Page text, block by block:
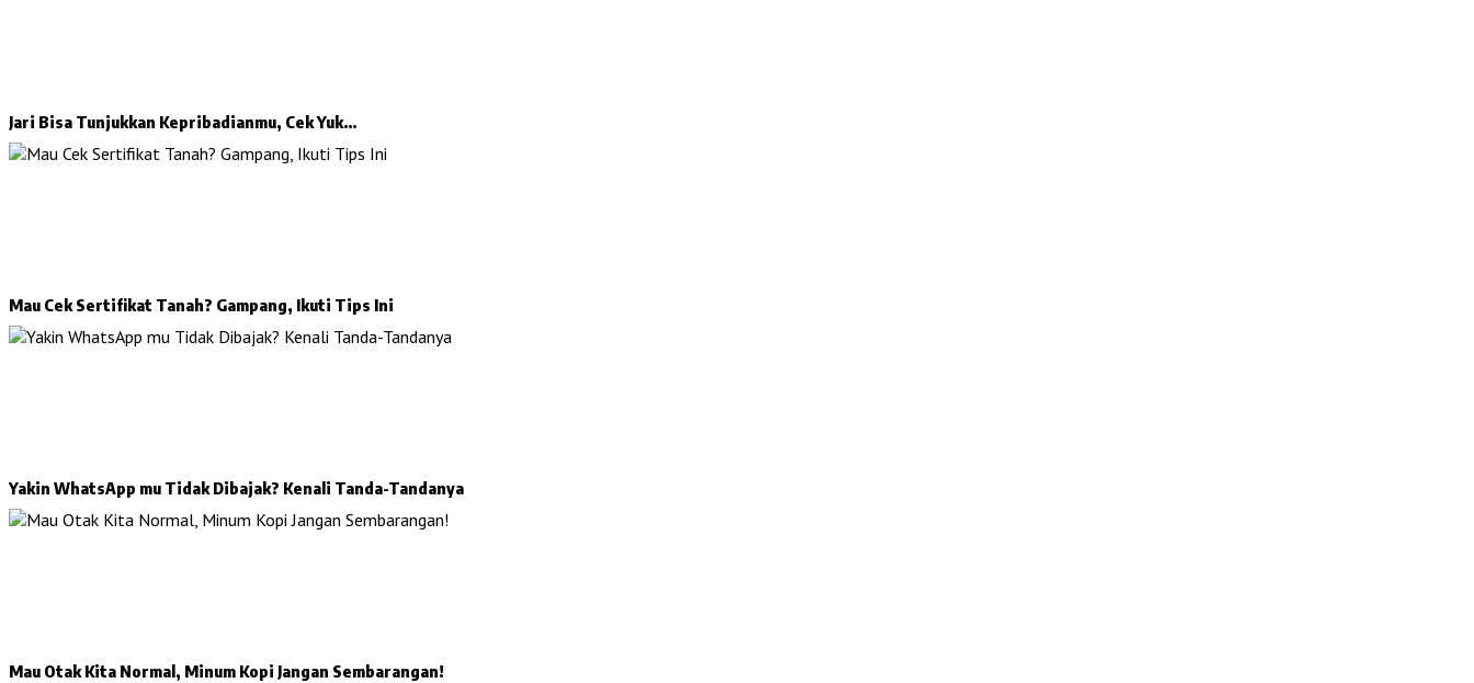
Jari Bisa Tunjukkan Kepribadianmu, Cek Yuk…
Mau Cek Sertifikat Tanah? Gampang, Ikuti Tips Ini
Yakin WhatsApp mu Tidak Dibajak? Kenali Tanda-Tandanya
Mau Otak Kita Normal, Minum Kopi Jangan Sembarangan!